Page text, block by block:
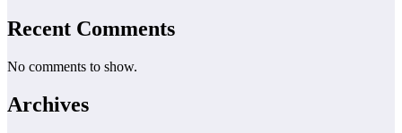
Recent Comments
No comments to show.
Archives